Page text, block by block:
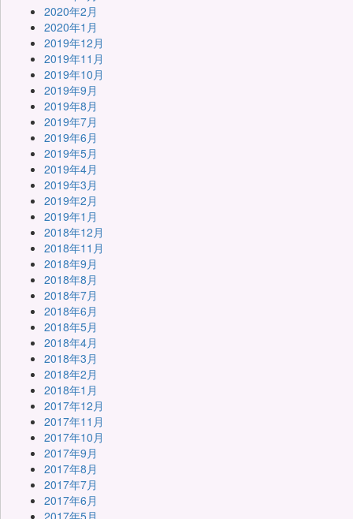
2020年2月
2020年1月
2019年12月
2019年11月
2019年10月
2019年9月
2019年8月
2019年7月
2019年6月
2019年5月
2019年4月
2019年3月
2019年2月
2019年1月
2018年12月
2018年11月
2018年9月
2018年8月
2018年7月
2018年6月
2018年5月
2018年4月
2018年3月
2018年2月
2018年1月
2017年12月
2017年11月
2017年10月
2017年9月
2017年8月
2017年7月
2017年6月